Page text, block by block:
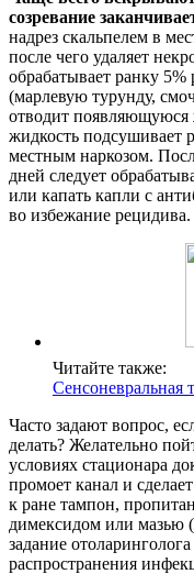
созревание
надрез скальпелем в
после чего удаляет
обрабатывает ранку
(марлевую турунду,
отводит появляющуюся
жидкость подсушивает
местным наркозом.
дней следует
или капать капли с
во избежание рецидива.
Читайте также:
Сенсоневральная
Часто задают вопрос,
делать? Желательно
условиях стационара
промоет канал и
к ране тампон,
димексидом или мазью
задание
распространения